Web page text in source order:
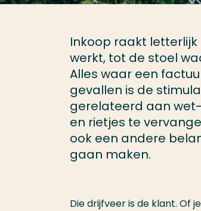
Inkoop raakt
werkt, tot de stoel
Alles waar een
gevallen is de
gerelateerd aan
en rietjes te
ook een andere
gaan maken.
Die drijfveer is de klant. Of